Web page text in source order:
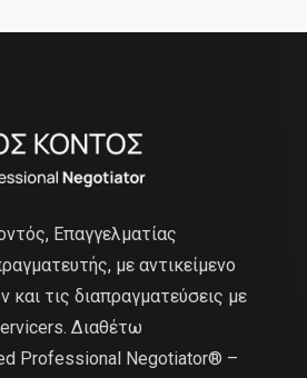
Επαγγελματίας
με αντικείμενο
και τις διαπραγματεύσεις με
Διαθέτω
Professional Negotiator® –